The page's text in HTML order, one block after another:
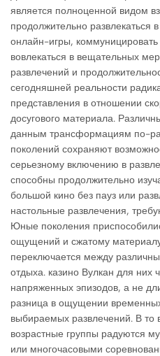
является полноценной видом
продолжительно развлекаться
онлайн-игры,
вовлекаться в вещательных
развлечений и
сегодняшней реальности
представления в отношении
досугового материала.
данным трансформациям по-
поколений сохраняют
серьезному включению в
способны продолжительно
большой кино без пауз или
настольные развлечения,
Юные поколения
ощущений и сжатому
переключается между
отдыха. казино Вулкан для них
напряженных эпизодов, а не
разница в ощущении
выбираемых развлечений. В то
возрастные группы радуются
или многочасовыми